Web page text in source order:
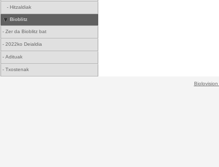
- Hitzaldiak
Bioblitz
- Zer da Bioblitz bat
- 2022ko Deialdia
- Adituak
- Txostenak
Biolovision